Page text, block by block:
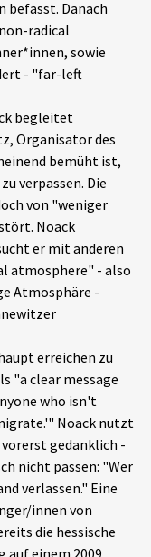
befasst. Danach
radical
sowie
- "far-left
begleitet
Organisator des
bemüht ist,
verpassen. Die
von "weniger
Noack
er mit anderen
atmosphere" - also
Atmosphäre -
erreichen zu
"a clear message
who isn't
Noack nutzt
gedanklich -
nicht passen: "Wer
verlassen." Eine
innen von
die hessische
einem 2009